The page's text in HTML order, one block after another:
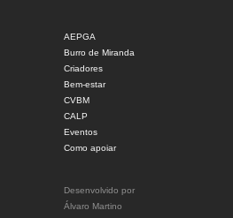
AEPGA
Burro de Miranda
Criadores
Bem-estar
CVBM
CALP
Eventos
Como apoiar
Desenvolvido por
Álvaro Martino